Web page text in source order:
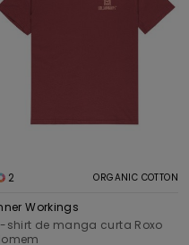
2 ORGANIC COTTON
Workings
shirt de manga curta Roxo